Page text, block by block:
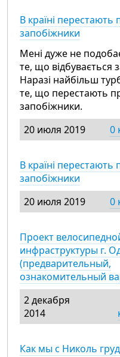
В країні
запобіжники
Мені дуже не
те, що відбувається
Наразі найбільш
те, що перестають
запобіжники.
20 июля 2019
0
В країні
запобіжники
20 июля 2019
0
Проект
инфраструктуры г.
(предварительный,
ознакомительный
2 декабря
2014
Как мы с Николь